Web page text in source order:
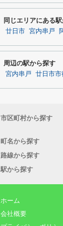
同じエリアにある
廿日市 宮内串戸
周辺の駅から探す
宮内串戸 廿日市市
市区町村から探す
町名から探す
路線から探す
駅から探す
ホーム
会社概要